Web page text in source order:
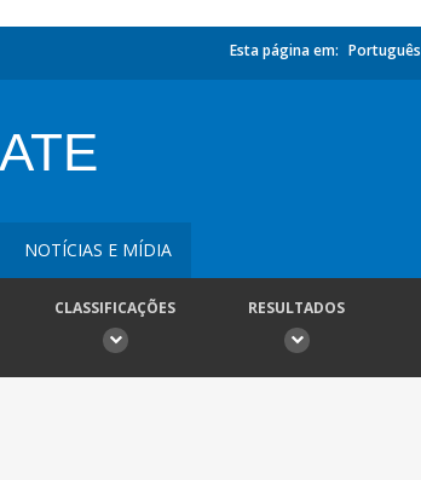
Esta página em: Português
NOTÍCIAS E MÍDIA
CLASSIFICAÇÕES RESULTADOS